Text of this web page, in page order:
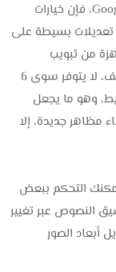
فيما يخص إنشاء موقع إلكتروني مجاني على Google، فإن خيارات
تعديلات بسيطة على
من تبويب
“المظاهر”، مع تحديد اللون المناسب. ولكن للأسف، لا يتوفر سوى 6
وهو ما يجعل
مظاهر جديدة، إلا
التحكم ببعض
النصوص عبر تغيير
أبعاد الصور